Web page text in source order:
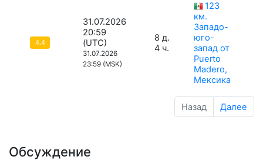
4.4
31.07.2026
20:59
(UTC)
31.07.2026
23:59 (MSK)
8 д.
4 ч.
123
км.
Западо-
юго-
запад от
Puerto
Madero,
Мексика
Назад Далее
Обсуждение